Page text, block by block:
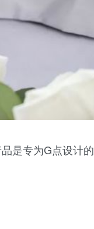
是专为G点设计的